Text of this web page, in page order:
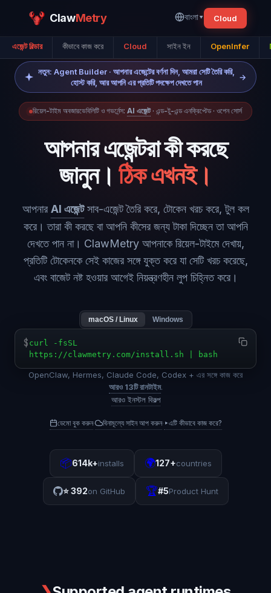
ClawMetry বাংলা▾ Cloud
এজেন্ট বিল্ডার কীভাবে কাজ করে Cloud সাইন ইন OpenInfer
নতুন: Agent Builder · আপনার এজেন্টের বর্ণনা দিন, আমরা সেটি তৈরি করি,
হোস্ট করি, আর আপনি এর প্রতিটি পদক্ষেপ দেখতে পান
→
রিয়েল-টাইম অবজারভেবিলিটি ও গভর্নেন্স: AI এজেন্ট · এন্ড-টু-এন্ড এনক্রিপ্টেড · ওপেন সোর্স
আপনার এজেন্টরা কী করছে
জানুন। ঠিক এখনই।
আপনার AI এজেন্ট সাব-এজেন্ট তৈরি করে, টোকেন খরচ করে, টুল কল
করে। তারা কী করছে বা আপনি কীসের জন্য টাকা দিচ্ছেন তা আপনি
দেখতে পান না। ClawMetry আপনাকে রিয়েল-টাইমে দেখায়,
প্রতিটি টোকেনকে সেই কাজের সঙ্গে যুক্ত করে যা সেটি খরচ করেছে,
এবং বাজেট নষ্ট হওয়ার আগেই নিয়ন্ত্রণহীন লুপ চিহ্নিত করে।
macOS / Linux Windows
$ curl -fsSL
https://clawmetry.com/install.sh | bash
OpenClaw, Hermes, Claude Code, Codex + এর সঙ্গে কাজ করে
আরও 13টি রানটাইম.
আরও ইনস্টল বিকল্প
ডেমো বুক করুন· বিনামূল্যে সাইন আপ করুন· ▸এটি কীভাবে কাজ করে?
📦614k+installs 🌍127+countries
⭐392on GitHub 🏆#5Product Hunt